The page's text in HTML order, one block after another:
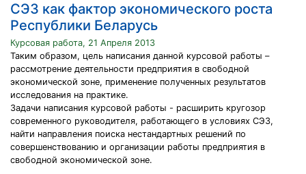
СЭЗ как фактор экономического роста
Республики Беларусь
Курсовая работа, 21 Апреля 2013
Таким образом, цель написания данной курсовой работы –
рассмотрение деятельности предприятия в свободной
экономической зоне, применение полученных результатов
исследования на практике.
Задачи написания курсовой работы - расширить кругозор
современного руководителя, работающего в условиях СЭЗ,
найти направления поиска нестандартных решений по
совершенствованию и организации работы предприятия в
свободной экономической зоне.